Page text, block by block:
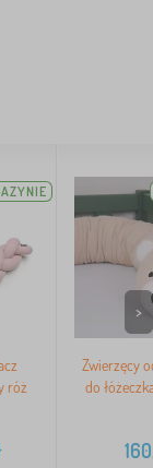
róż
Zwierzęcy
do
>